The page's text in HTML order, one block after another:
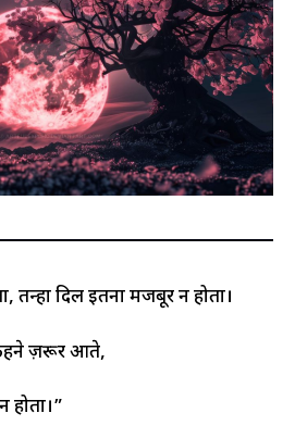
तन्हा दिल इतना मजबूर न होता।
ज़रूर आते,
होता।”